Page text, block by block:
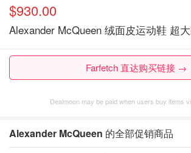
$930.00
Alexander McQueen 绒面皮运动鞋 超
Farfetch 直达购买链接 →
Dealmoon may be paid when users buy items
Alexander McQueen 的全部促销商品